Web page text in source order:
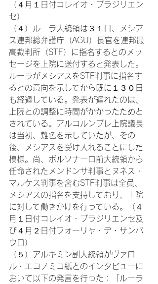
（４月１日付コレイオ・ブラジリエン
セ）
（４）ルーラ大統領は３１日、メシア
ス連邦総弁護庁（AGU）長官を連邦最
高裁判所（STF）に指名するとのメッ
セージを上院に送付すると発表した。
ルーラがメシアスをSTF判事に指名す
るとの意向を示してから既に１３０日
も経過している。発表が遅れたのは、
上院との調整に時間がかかったためと
されている。アルコルンブレ上院議長
は当初、難色を示していたが、その
後、メシアスを受け入れることにした
模様。尚、ボルソナーロ前大統領から
任命されたメンドンサ判事とヌネス・
マルケス判事を含むSTF判事は全員、
メシアスの指名を支持しており、上院
に対して働きかけを行っている。（４
月１日付コレイオ・ブラジリエンセ及
び４月２日付フォーリャ・デ・サンパ
ウロ）
（５）アルキミン副大統領がヴァロー
ル・エコノミコ紙とのインタビューに
おいて以下の発言を行った：「ルーラ